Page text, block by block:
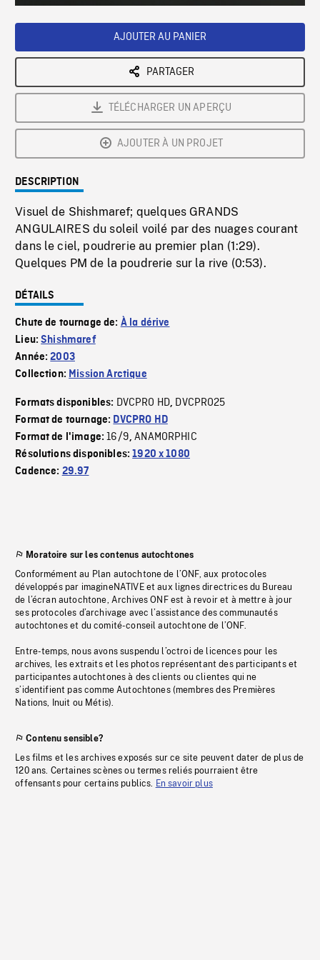
AJOUTER AU PANIER
PARTAGER
TÉLÉCHARGER UN APERÇU
AJOUTER À UN PROJET
DESCRIPTION
Visuel de Shishmaref; quelques GRANDS
ANGULAIRES du soleil voilé par des nuages courant
dans le ciel, poudrerie au premier plan (1:29).
Quelques PM de la poudrerie sur la rive (0:53).
DÉTAILS
Chute de tournage de: À la dérive
Lieu:Shishmaref
Année:2003
Collection: Mission Arctique
Formats disponibles: DVCPRO HD, DVCPRO25
Format de tournage: DVCPRO HD
Format de l'image:16/9,ANAMORPHIC
Résolutions disponibles:1920 x 1080
Cadence: 29.97
Moratoire sur les contenus autochtones
Conformément au Plan autochtone de l’ONF, aux protocoles
développés par imagineNATIVE et aux lignes directrices du Bureau
de l’écran autochtone, Archives ONF est à revoir et à mettre à jour
ses protocoles d’archivage avec l’assistance des communautés
autochtones et du comité-conseil autochtone de l’ONF.
Entre-temps, nous avons suspendu l’octroi de licences pour les
archives, les extraits et les photos représentant des participants et
participantes autochtones à des clients ou clientes qui ne
s’identifient pas comme Autochtones (membres des Premières
Nations, Inuit ou Métis).
Contenu sensible?
Les films et les archives exposés sur ce site peuvent dater de plus de
120 ans. Certaines scènes ou termes reliés pourraient être
offensants pour certains publics. En savoir plus